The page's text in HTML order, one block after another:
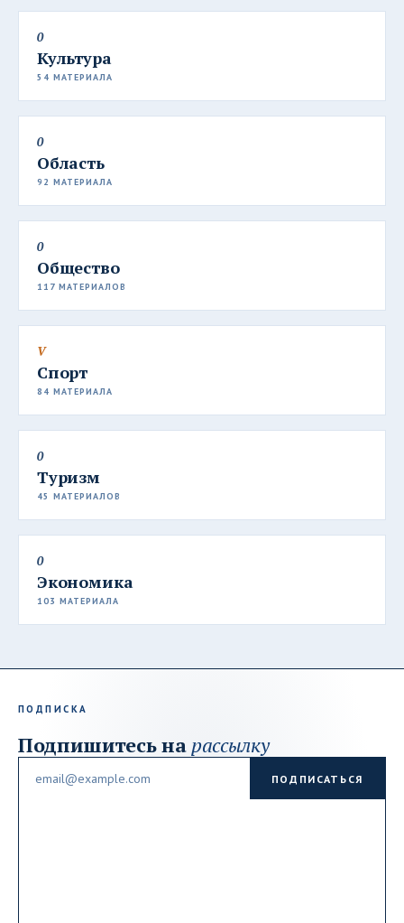
0
Культура
54 МАТЕРИАЛА
0
Область
92 МАТЕРИАЛА
0
Общество
117 МАТЕРИАЛОВ
V
Спорт
84 МАТЕРИАЛА
0
Туризм
45 МАТЕРИАЛОВ
0
Экономика
103 МАТЕРИАЛА
ПОДПИСКА
Подпишитесь на рассылку
ПОДПИСАТЬСЯ